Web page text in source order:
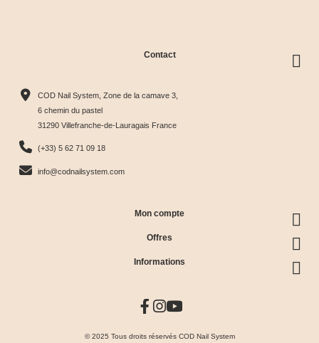
Ultra
Pink
 
Violet
7,00 €
50%
Milky
Contact
COD Nail System, Zone de la camave 3,
6 chemin du pastel
31290 Villefranche-de-Lauragais France
(+33) 5 62 71 09 18
info@codnailsystem.com
Mon compte
Offres
Informations
© 2025 Tous droits réservés COD Nail System